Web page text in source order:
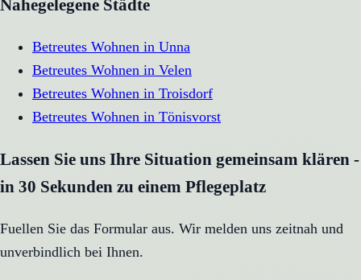
Nahegelegene Städte
Betreutes Wohnen in Unna
Betreutes Wohnen in Velen
Betreutes Wohnen in Troisdorf
Betreutes Wohnen in Tönisvorst
Lassen Sie uns Ihre Situation gemeinsam klären -
in 30 Sekunden zu einem Pflegeplatz
Fuellen Sie das Formular aus. Wir melden uns zeitnah und
unverbindlich bei Ihnen.